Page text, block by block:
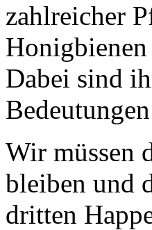
zahlreicher
Dabei sind
Wir müssen
bleiben und
dritten